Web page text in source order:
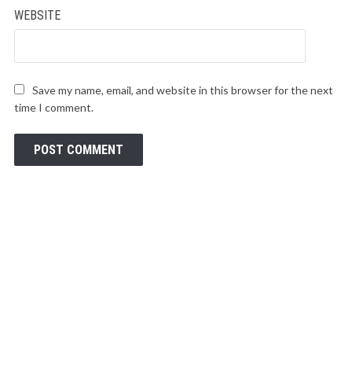
WEBSITE
Save my name, email, and website in this browser for the next
time I comment.